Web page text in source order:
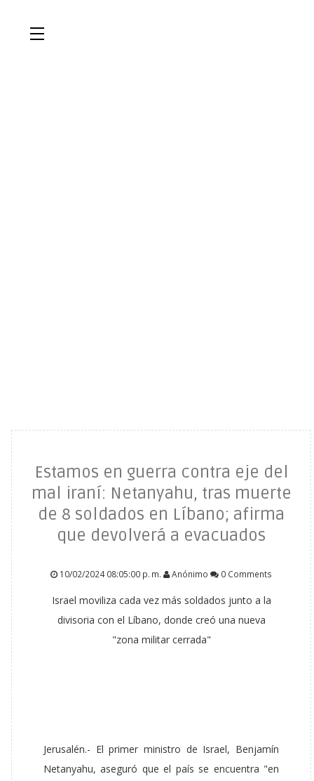
Estamos en guerra contra eje del
mal iraní: Netanyahu, tras muerte
de 8 soldados en Líbano; afirma
que devolverá a evacuados
10/02/2024 08:05:00 p. m. Anónimo 0 Comments
Israel moviliza cada vez más soldados junto a la
divisoria con el Líbano, donde creó una nueva
"zona militar cerrada"
Jerusalén.- El primer ministro de Israel, Benjamín
Netanyahu, aseguró que el país se encuentra "en